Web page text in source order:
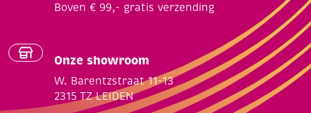
Boven € 99,- gratis verzending
Onze showroom
W. Barentzstraat 11-13
2315 TZ LEIDEN